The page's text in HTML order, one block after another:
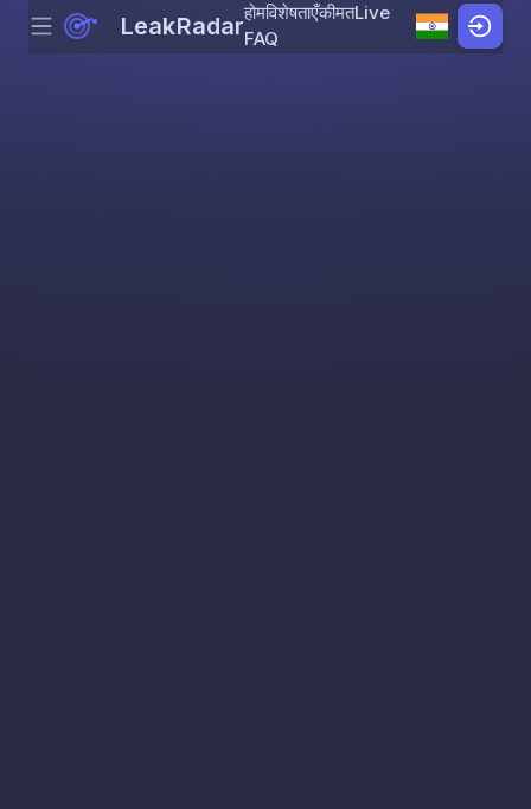
Skip to content
Menu LeakRadarहोमविशेषताएँकीमतLive
FAQ